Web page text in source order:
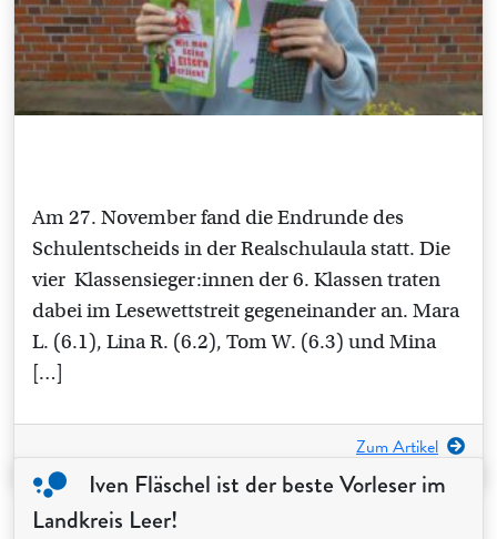
Am 27. November fand die Endrunde des
Schulentscheids in der Realschulaula statt. Die
vier Klassensieger:innen der 6. Klassen traten
dabei im Lesewettstreit gegeneinander an. Mara
L. (6.1), Lina R. (6.2), Tom W. (6.3) und Mina
[…]
Zum Artikel
Iven Fläschel ist der beste Vorleser im
Landkreis Leer!